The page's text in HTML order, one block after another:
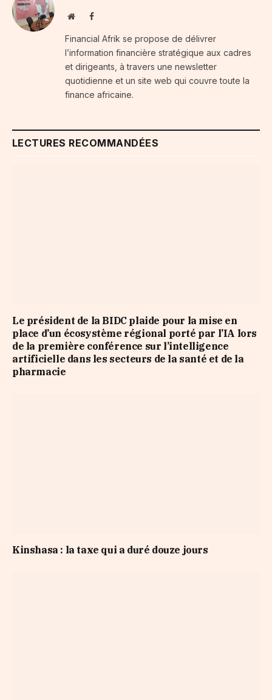
WebsiteFacebook
Financial Afrik se propose de délivrer
l’information financière stratégique aux cadres
et dirigeants, à travers une newsletter
quotidienne et un site web qui couvre toute la
finance africaine.
LECTURES RECOMMANDÉES
Le président de la BIDC plaide pour la mise en
place d’un écosystème régional porté par l’IA lors
de la première conférence sur l’intelligence
artificielle dans les secteurs de la santé et de la
pharmacie
Kinshasa : la taxe qui a duré douze jours